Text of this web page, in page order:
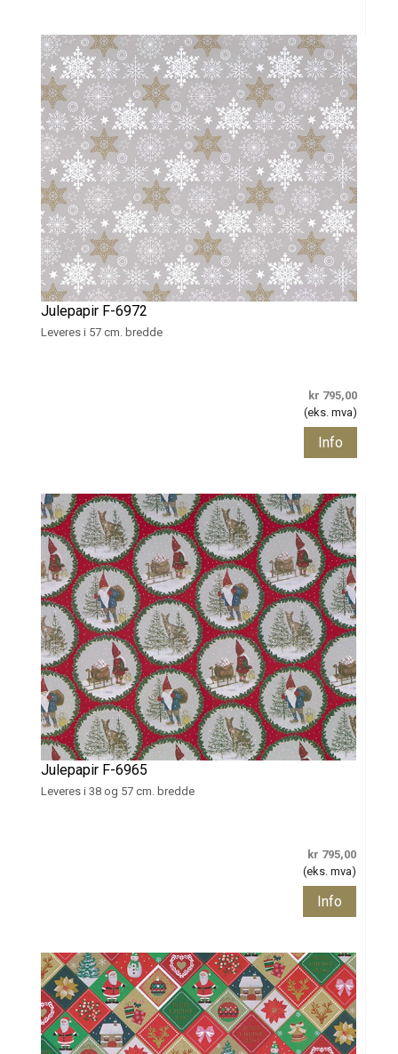
Julepapir F-6972
Leveres i 57 cm. bredde
kr 795,00
(eks. mva)
Info
Julepapir F-6965
Leveres i 38 og 57 cm. bredde
kr 795,00
(eks. mva)
Info